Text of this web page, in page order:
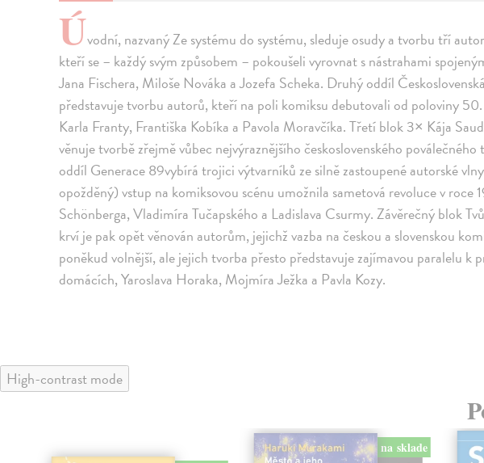
Úvodní, nazvaný Ze systému do systému, sleduje osudy a tvorbu tří
kteří se – každý svým způsobem – pokoušeli vyrovnat s nástrahami
Jana Fischera, Miloše Nováka a Jozefa Scheka. Druhý oddíl
představuje tvorbu autorů, kteří na poli komiksu debutovali od poloviny
Karla Franty, Františka Kobíka a Pavola Moravčíka. Třetí blok 3× Kája
věnuje tvorbě zřejmě vůbec nejvýraznějšího československého
oddíl Generace 89vybírá trojici výtvarníků ze silně zastoupené autorské
opožděný) vstup na komiksovou scénu umožnila sametová revoluce v roce
Schönberga, Vladimíra Tučapského a Ladislava Csurmy. Závěrečný blok
krví je pak opět věnován autorům, jejichž vazba na českou a slovenskou
poněkud volnější, ale jejich tvorba přesto představuje zajímavou paralelu k
domácích, Yaroslava Horaka, Mojmíra Ježka a Pavla Kozy.
High-contrast mode
na sklade